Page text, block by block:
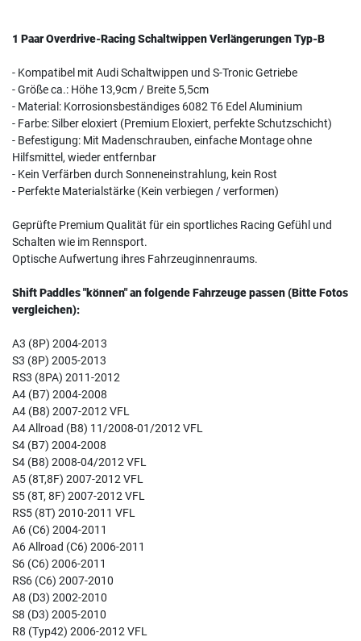
1 Paar Overdrive-Racing Schaltwippen Verlängerungen Typ-B
- Kompatibel mit Audi Schaltwippen und S-Tronic Getriebe
- Größe ca.: Höhe 13,9cm / Breite 5,5cm
- Material: Korrosionsbeständiges 6082 T6 Edel Aluminium
- Farbe: Silber eloxiert (Premium Eloxiert, perfekte Schutzschicht)
- Befestigung: Mit Madenschrauben, einfache Montage ohne
Hilfsmittel, wieder entfernbar
- Kein Verfärben durch Sonneneinstrahlung, kein Rost
- Perfekte Materialstärke (Kein verbiegen / verformen)
Geprüfte Premium Qualität für ein sportliches Racing Gefühl und
Schalten wie im Rennsport.
Optische Aufwertung ihres Fahrzeuginnenraums.
Shift Paddles "können" an folgende Fahrzeuge passen (Bitte Fotos
vergleichen):
A3 (8P) 2004-2013
S3 (8P) 2005-2013
RS3 (8PA) 2011-2012
A4 (B7) 2004-2008
A4 (B8) 2007-2012 VFL
A4 Allroad (B8) 11/2008-01/2012 VFL
S4 (B7) 2004-2008
S4 (B8) 2008-04/2012 VFL
A5 (8T,8F) 2007-2012 VFL
S5 (8T, 8F) 2007-2012 VFL
RS5 (8T) 2010-2011 VFL
A6 (C6) 2004-2011
A6 Allroad (C6) 2006-2011
S6 (C6) 2006-2011
RS6 (C6) 2007-2010
A8 (D3) 2002-2010
S8 (D3) 2005-2010
R8 (Typ42) 2006-2012 VFL